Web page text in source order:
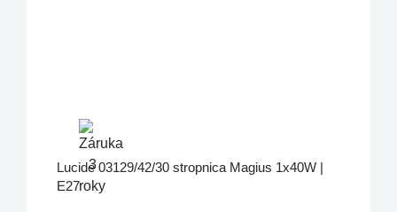
Lucide 03129/42/30 stropnica Magius 1x40W |
E27